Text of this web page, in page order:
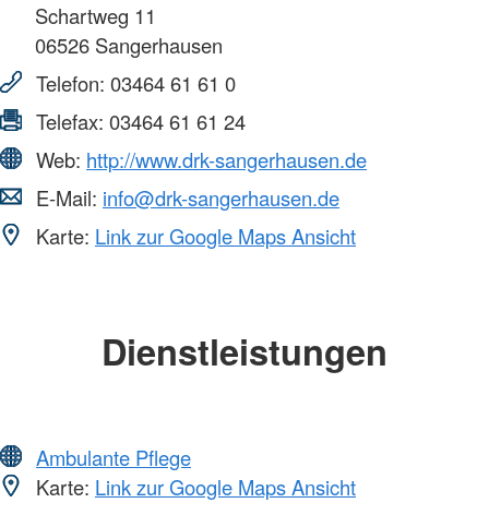
Schartweg 11
06526 Sangerhausen
Telefon: 03464 61 61 0
Telefax: 03464 61 61 24
Web: http://www.drk-sangerhausen.de
E-Mail: info@drk-sangerhausen.de
Karte: Link zur Google Maps Ansicht
Dienstleistungen
Ambulante Pflege
Karte: Link zur Google Maps Ansicht